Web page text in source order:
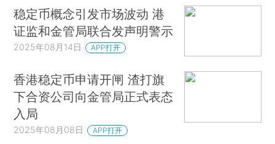
稳定币概念引发市场波动 港
证监和金管局联合发声明警示
2025年08月14日 APP打开
香港稳定币申请开闸 渣打旗
下合资公司向金管局正式表态
入局
2025年08月08日 APP打开